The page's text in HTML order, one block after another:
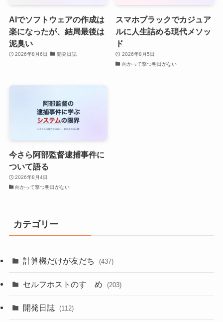
AIでソフトウェアの作成は
楽になったが、結局最後は
泥臭い
2026年8月6日 開発日誌
スマホブラックでカジュア
ルに人生詰める現代メソッ
ド
2026年8月5日
向かって撃つ明日がない
今さら阿部監督逮捕事件に
ついて語る
2026年8月4日
向かって撃つ明日がない
カテゴリー
計算機だけが友だち (437)
セルフホストのすゝめ (203)
開発日誌 (112)